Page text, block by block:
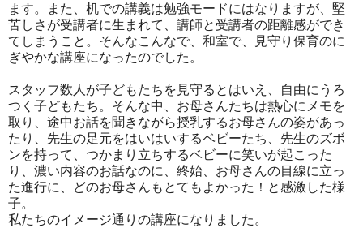
ます。また、机での講義は勉強モードにはなりますが、堅
苦しさが受講者に生まれて、講師と受講者の距離感ができ
てしまうこと。そんなこんなで、和室で、見守り保育のに
ぎやかな講座になったのでした。
スタッフ数人が子どもたちを見守るとはいえ、自由にうろ
つく子どもたち。そんな中、お母さんたちは熱心にメモを
取り、途中お話を聞きながら授乳するお母さんの姿があっ
たり、先生の足元をはいはいするベビーたち、先生のズボ
ンを持って、つかまり立ちするベビーに笑いが起こった
り、濃い内容のお話なのに、終始、お母さんの目線に立っ
た進行に、どのお母さんもとてもよかった！と感激した様
子。
私たちのイメージ通りの講座になりました。